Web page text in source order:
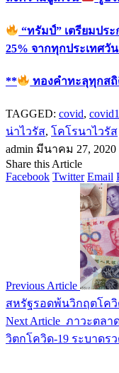
“ทรัมป์” เตรียมปร
25% จากทุกประเทศวั
** ทองคำทะลุทุกสถิ
TAGGED: covid,
น่าไวรัส, โคโรนาไวรัส
admin มีนาคม 27, 2020
Share this Article
Facebook Twitter Email
Previous Article
สหรัฐรอดพ้นวิกฤตโควิ
Next Article ภาวะตลา
วิตกโควิด-19 ระบาดร